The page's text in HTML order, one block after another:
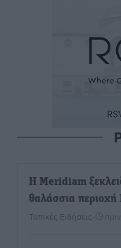
Η Meridiam
θαλάσσια
Τοπικές Ειδήσεις